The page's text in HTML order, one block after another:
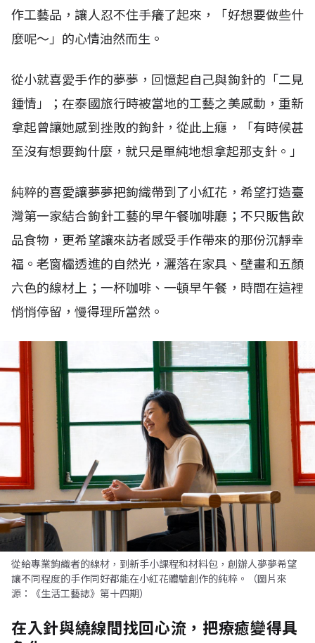
作工藝品，讓人忍不住手癢了起來，「好想要做些什
麼呢～」的心情油然而生。
從小就喜愛手作的夢夢，回憶起自己與鉤針的「二見
鍾情」；在泰國旅行時被當地的工藝之美感動，重新
拿起曾讓她感到挫敗的鉤針，從此上癮，「有時候甚
至沒有想要鉤什麼，就只是單純地想拿起那支針。」
純粹的喜愛讓夢夢把鉤織帶到了小紅花，希望打造臺
灣第一家結合鉤針工藝的早午餐咖啡廳；不只販售飲
品食物，更希望讓來訪者感受手作帶來的那份沉靜幸
福。老窗櫺透進的自然光，灑落在家具、壁畫和五顏
六色的線材上；一杯咖啡、一頓早午餐，時間在這裡
悄悄停留，慢得理所當然。
從給專業鉤織者的線材，到新手小課程和材料包，創辦人夢夢希望
讓不同程度的手作同好都能在小紅花體驗創作的純粹。（圖片來
源：《生活工藝誌》第十四期）
在入針與繞線間找回心流，把療癒變得具